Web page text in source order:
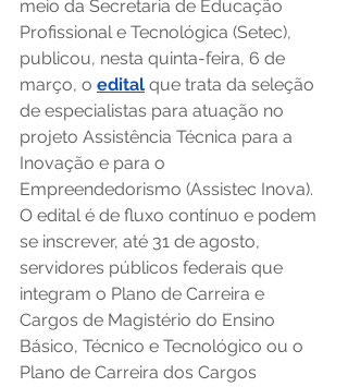
meio da Secretaria de Educação
Profissional e Tecnológica (Setec),
publicou, nesta quinta-feira, 6 de
março, o edital que trata da seleção
de especialistas para atuação no
projeto Assistência Técnica para a
Inovação e para o
Empreendedorismo (Assistec Inova).
O edital é de fluxo contínuo e podem
se inscrever, até 31 de agosto,
servidores públicos federais que
integram o Plano de Carreira e
Cargos de Magistério do Ensino
Básico, Técnico e Tecnológico ou o
Plano de Carreira dos Cargos